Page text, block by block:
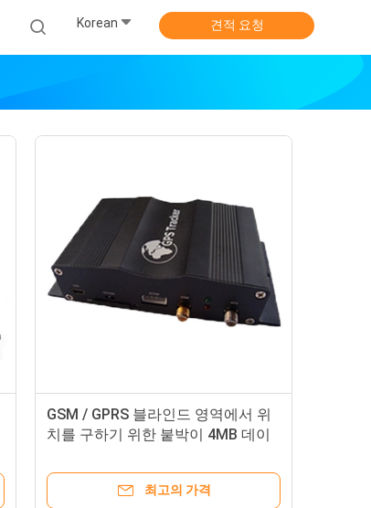
Korean 견적 요청
GSM / GPRS 블라인드 영역에서 위
치를 구하기 위한 붙박이 4MB 데이
추적자 VT1000
최고의 가격